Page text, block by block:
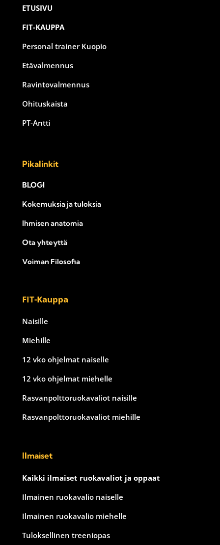
ETUSIVU
FIT-KAUPPA
Personal trainer Kuopio
Etävalmennus
Ravintovalmennus
Ohituskaista
PT-Antti
Pikalinkit
BLOGI
Kokemuksia ja tuloksia
Ihmisen anatomia
Ota yhteyttä
Voiman Filosofia
FIT-Kauppa
Naisille
Miehille
12 vko ohjelmat naiselle
12 vko ohjelmat miehelle
Rasvanpolttoruokavaliot naisille
Rasvanpolttoruokavaliot miehille
Ilmaiset
Kaikki ilmaiset ruokavaliot ja oppaat
Ilmainen ruokavalio naiselle
Ilmainen ruokavalio miehelle
Tuloksellinen treeniopas